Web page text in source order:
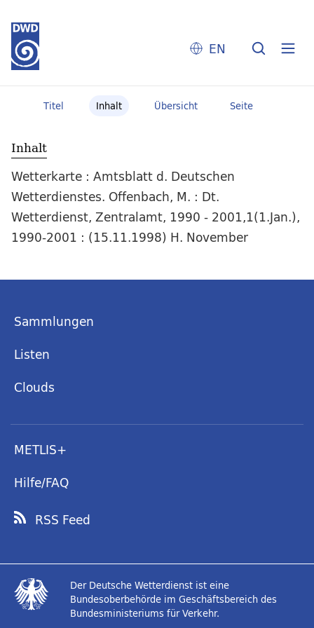
EN
Titel Inhalt Übersicht Seite
Inhalt
Wetterkarte : Amtsblatt d. Deutschen
Wetterdienstes. Offenbach, M. : Dt.
Wetterdienst, Zentralamt, 1990 - 2001,1(1.Jan.),
1990-2001 : (15.11.1998) H. November
Sammlungen
Listen
Clouds
METLIS+
Hilfe/FAQ
RSS Feed
Der Deutsche Wetterdienst ist eine
Bundesoberbehörde im Geschäftsbereich des
Bundesministeriums für Verkehr.